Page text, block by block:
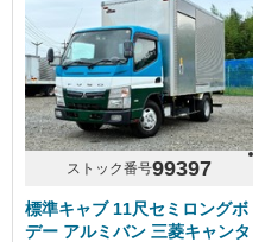
ストック番号99397
標準キャブ 11尺セミロングボ
デー アルミバン 三菱キャンタ